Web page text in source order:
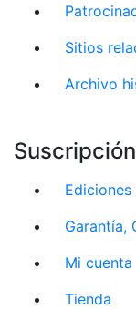
Sitios
Archivo
Suscripción
Garantía,
Mi cuenta
Tienda